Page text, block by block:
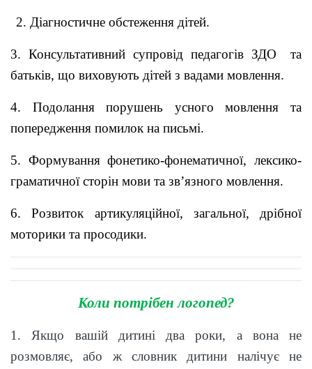
2. Діагностичне обстеження дітей.
3. Консультативний супровід педагогів ЗДО
та
батьків, що виховують дітей з вадами мовлення.
4. Подолання порушень усного мовлення та
попередження помилок на письмі.
5. Формування фонетико-фонематичної, лексико-
граматичної сторін мови та зв’язного мовлення.
6. Розвиток артикуляційної, загальної, дрібної
моторики та просодики.
Коли потрібен логопед?
1. Якщо вашій дитині два роки, а вона не
розмовляє, або ж словник дитини налічує не